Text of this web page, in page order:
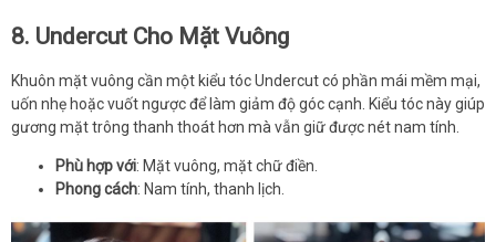
8. Undercut Cho Mặt Vuông
Khuôn mặt vuông cần một kiểu tóc Undercut có phần mái mềm mại,
uốn nhẹ hoặc vuốt ngược để làm giảm độ góc cạnh. Kiểu tóc này giúp
gương mặt trông thanh thoát hơn mà vẫn giữ được nét nam tính.
Phù hợp với: Mặt vuông, mặt chữ điền.
Phong cách: Nam tính, thanh lịch.